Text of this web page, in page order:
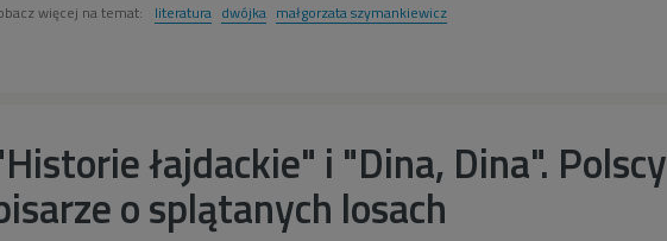
więcej na temat: literatura dwójka małgorzata szymankiewicz
łajdackie" i "Dina, Dina". Polscy
o splątanych losach